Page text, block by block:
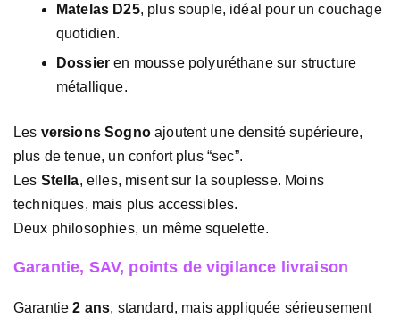
Matelas D25, plus souple, idéal pour un couchage
quotidien.
Dossier en mousse polyuréthane sur structure
métallique.
Les versions Sognoajoutent une densité supérieure,
plus de tenue, un confort plus “sec”.
Les Stella, elles, misent sur la souplesse. Moins
techniques, mais plus accessibles.
Deux philosophies, un même squelette.
Garantie, SAV, points de vigilance livraison
Garantie2 ans, standard, mais appliquée sérieusement